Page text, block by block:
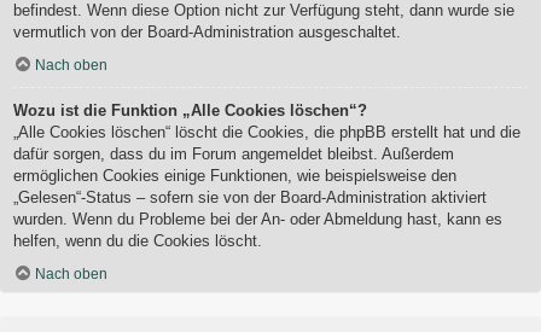
befindest. Wenn diese Option nicht zur Verfügung steht, dann wurde sie
vermutlich von der Board-Administration ausgeschaltet.
Nach oben
Wozu ist die Funktion „Alle Cookies löschen“?
„Alle Cookies löschen“ löscht die Cookies, die phpBB erstellt hat und die
dafür sorgen, dass du im Forum angemeldet bleibst. Außerdem
ermöglichen Cookies einige Funktionen, wie beispielsweise den
„Gelesen“-Status – sofern sie von der Board-Administration aktiviert
wurden. Wenn du Probleme bei der An- oder Abmeldung hast, kann es
helfen, wenn du die Cookies löscht.
Nach oben